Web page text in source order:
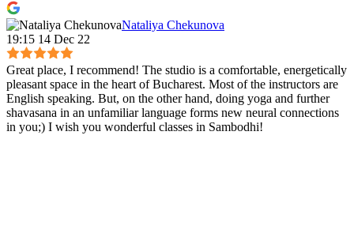
Nataliya Chekunova
19:15 14 Dec 22
Great place, I recommend! The studio is a comfortable, energetically
pleasant space in the heart of Bucharest. Most of the instructors are
English speaking. But, on the other hand, doing yoga and further
shavasana in an unfamiliar language forms new neural connections
in you;) I wish you wonderful classes in Sambodhi!